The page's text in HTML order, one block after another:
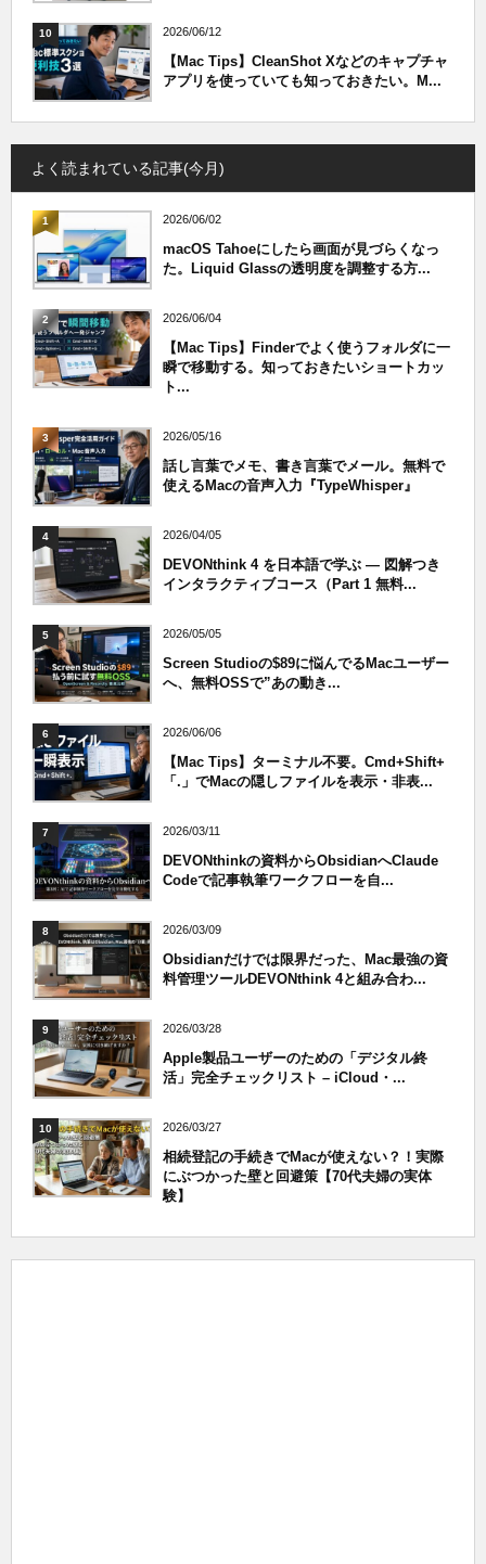
10 2026/06/12
【Mac Tips】CleanShot Xなどのキャプチャ
アプリを使っていても知っておきたい。M...
よく読まれている記事(今月)
1 2026/06/02
macOS Tahoeにしたら画面が見づらくなっ
た。Liquid Glassの透明度を調整する方...
2 2026/06/04
【Mac Tips】Finderでよく使うフォルダに一
瞬で移動する。知っておきたいショートカッ
ト...
3 2026/05/16
話し言葉でメモ、書き言葉でメール。無料で
使えるMacの音声入力『TypeWhisper』
4 2026/04/05
DEVONthink 4 を日本語で学ぶ — 図解つき
インタラクティブコース（Part 1 無料...
5 2026/05/05
Screen Studioの$89に悩んでるMacユーザー
へ、無料OSSで”あの動き...
6 2026/06/06
【Mac Tips】ターミナル不要。Cmd+Shift+
「.」でMacの隠しファイルを表示・非表...
7 2026/03/11
DEVONthinkの資料からObsidianへClaude
Codeで記事執筆ワークフローを自...
8 2026/03/09
Obsidianだけでは限界だった、Mac最強の資
料管理ツールDEVONthink 4と組み合わ...
9 2026/03/28
Apple製品ユーザーのための「デジタル終
活」完全チェックリスト – iCloud・...
10 2026/03/27
相続登記の手続きでMacが使えない？！実際
にぶつかった壁と回避策【70代夫婦の実体
験】